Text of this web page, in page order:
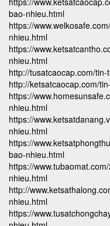
bao-nhieu.html
https://
nhieu.html
https://
nhieu.html
http://tusatcaocap.com/
http://ketsatcaocap.com/
https://
nhieu.html
https://
nhieu.html
https://
bao-nhieu.html
https://
nhieu.html
http://
nhieu.html
https://